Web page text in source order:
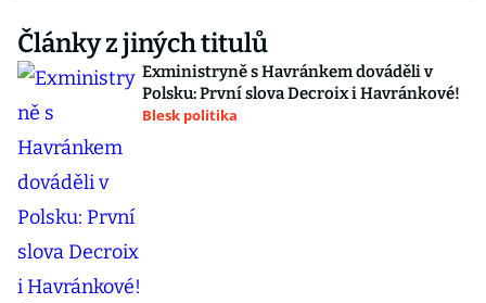
Články z jiných titulů
Exministryně s Havránkem dováděli v
Polsku: První slova Decroix i Havránkové!
Blesk politika